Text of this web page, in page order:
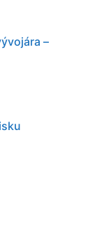
–